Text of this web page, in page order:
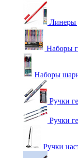
Линеры
Наборы
Наборы
Ручки
Ручки
Ручки